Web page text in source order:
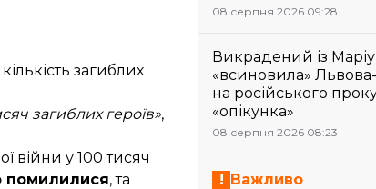
загиблих
загиблих героїв»,
війни у 100 тисяч
помилилися, та
08 серпня 2026 09:28
Викрадений із
«всиновила»
на російського
«опікунка»
08 серпня 2026 08:23
Важливо